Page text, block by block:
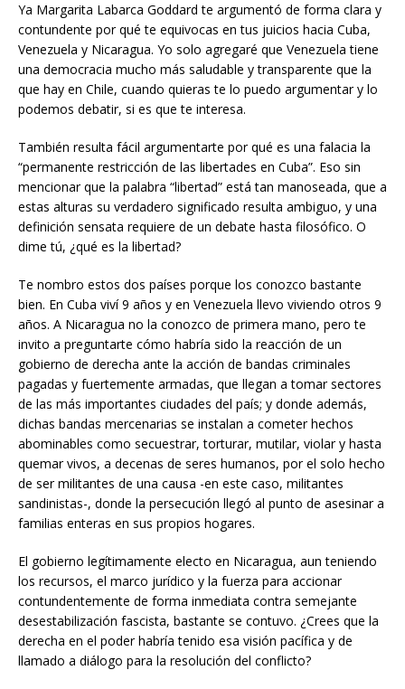
Ya Margarita Labarca Goddard te argumentó de forma clara y
contundente por qué te equivocas en tus juicios hacia Cuba,
Venezuela y Nicaragua. Yo solo agregaré que Venezuela tiene
una democracia mucho más saludable y transparente que la
que hay en Chile, cuando quieras te lo puedo argumentar y lo
podemos debatir, si es que te interesa.
También resulta fácil argumentarte por qué es una falacia la
“permanente restricción de las libertades en Cuba”. Eso sin
mencionar que la palabra “libertad” está tan manoseada, que a
estas alturas su verdadero significado resulta ambiguo, y una
definición sensata requiere de un debate hasta filosófico. O
dime tú, ¿qué es la libertad?
Te nombro estos dos países porque los conozco bastante
bien. En Cuba viví 9 años y en Venezuela llevo viviendo otros 9
años. A Nicaragua no la conozco de primera mano, pero te
invito a preguntarte cómo habría sido la reacción de un
gobierno de derecha ante la acción de bandas criminales
pagadas y fuertemente armadas, que llegan a tomar sectores
de las más importantes ciudades del país; y donde además,
dichas bandas mercenarias se instalan a cometer hechos
abominables como secuestrar, torturar, mutilar, violar y hasta
quemar vivos, a decenas de seres humanos, por el solo hecho
de ser militantes de una causa -en este caso, militantes
sandinistas-, donde la persecución llegó al punto de asesinar a
familias enteras en sus propios hogares.
El gobierno legítimamente electo en Nicaragua, aun teniendo
los recursos, el marco jurídico y la fuerza para accionar
contundentemente de forma inmediata contra semejante
desestabilización fascista, bastante se contuvo. ¿Crees que la
derecha en el poder habría tenido esa visión pacífica y de
llamado a diálogo para la resolución del conflicto?